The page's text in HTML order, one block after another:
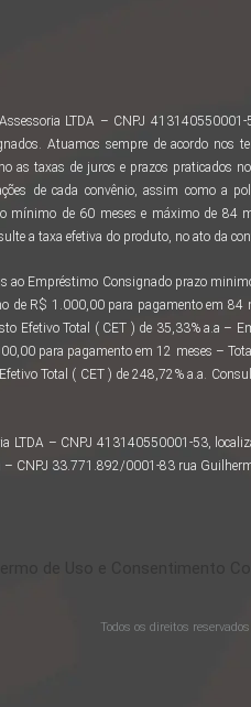
LTDA – CNPJ
Atuamos sempre de acordo
as taxas de juros e prazos praticados
de cada convênio, assim como a
mínimo de 60 meses e máximo de 84
a taxa efetiva do produto, no ato da
ao Empréstimo Consignado prazo
de R$ 1.000,00 para pagamento em
Efetivo Total ( CET ) de 35,33% a.a –
para pagamento em 12 meses –
Total ( CET ) de 248,72% a.a.
LTDA – CNPJ 413140550001-53,
– CNPJ 33.771.892/0001-83 rua
Termo de Uso e Consentimento
Todos os direitos